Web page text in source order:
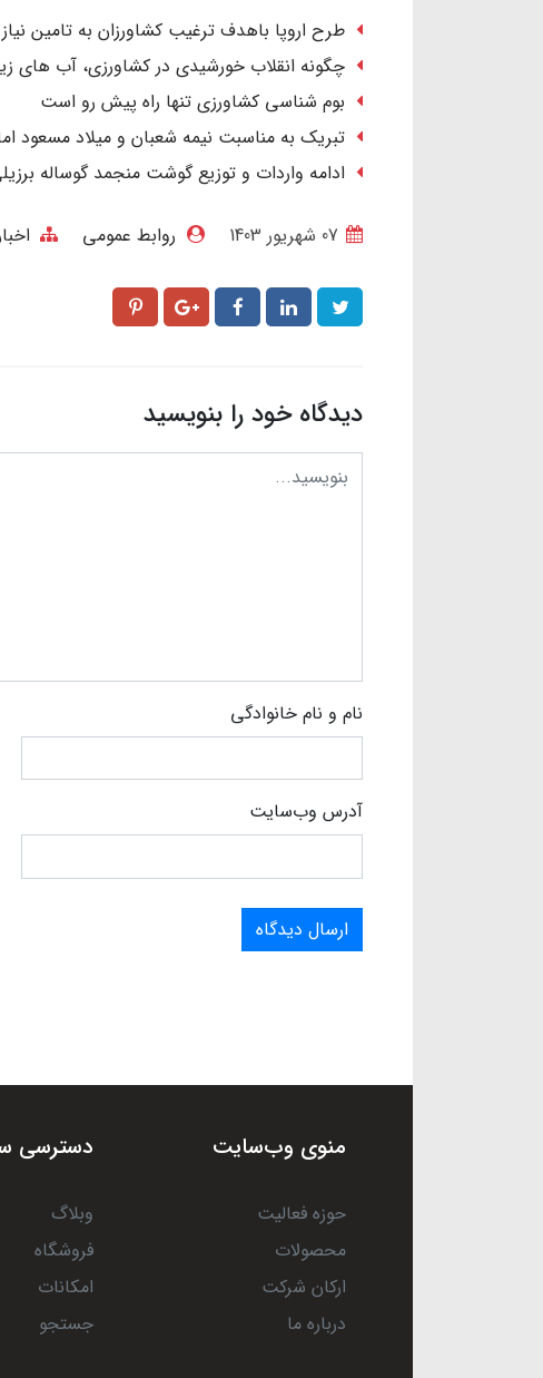
طرح اروپا باهدف ترغیب کشاورزان به تامین
چگونه انقلاب خورشیدی در کشاورزی، آب های
بوم شناسی کشاورزی تنها راه پیش رو است
تبریک به مناسبت نیمه شعبان و میلاد مسعود
ادامه واردات و توزیع گوشت منجمد گوساله
روابط عمومی
دیدگاه خود را بنویسید
نام و نام خانوادگی
آدرس وب‌سایت
ارسال دیدگاه
منوی وب‌سایت
حوزه فعالیت
محصولات
ارکان شرکت
درباره ما
دسترسی
وبلاگ
فروشگاه
امکانات
جستجو